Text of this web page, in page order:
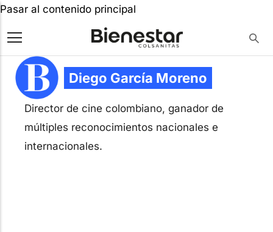
Pasar al contenido principal
Diego García Moreno
Director de cine colombiano, ganador de
múltiples reconocimientos nacionales e
internacionales.